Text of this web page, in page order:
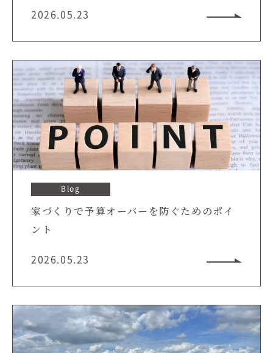
2026.05.23
Blog
家づくりで予算オーバーを防ぐためのポイ
ント
2026.05.23